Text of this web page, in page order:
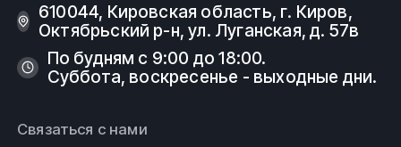
610044, Кировская область, г. Киров, ​
Октябрьский р-н, ​ул. Луганская, д. 57в
По будням с 9:00 до 18:00.
Суббота, воскресенье - выходные дни.
Связаться с нами